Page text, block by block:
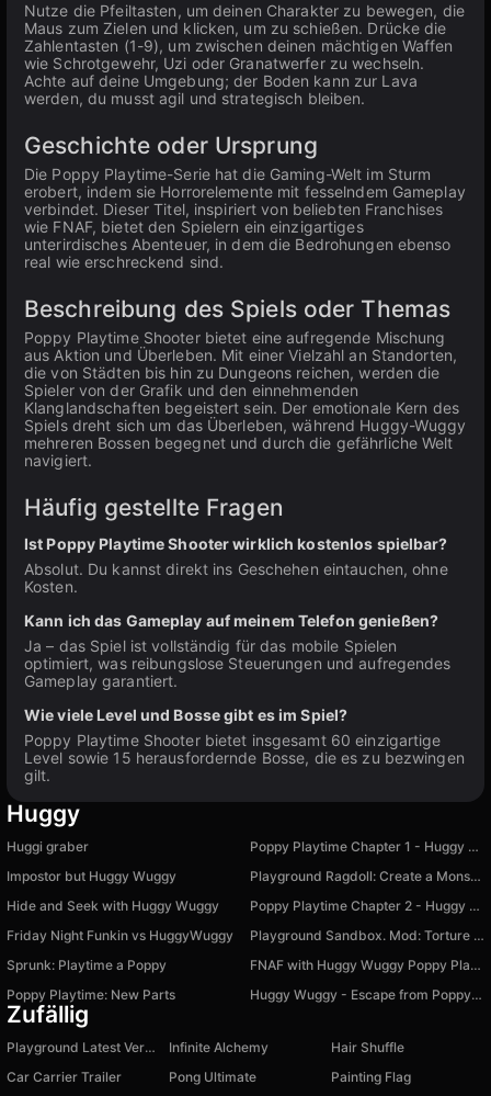
Nutze die Pfeiltasten, um deinen Charakter zu bewegen, die
Maus zum Zielen und klicken, um zu schießen. Drücke die
Zahlentasten (1-9), um zwischen deinen mächtigen Waffen
wie Schrotgewehr, Uzi oder Granatwerfer zu wechseln.
Achte auf deine Umgebung; der Boden kann zur Lava
werden, du musst agil und strategisch bleiben.
Geschichte oder Ursprung
Die Poppy Playtime-Serie hat die Gaming-Welt im Sturm
erobert, indem sie Horrorelemente mit fesselndem Gameplay
verbindet. Dieser Titel, inspiriert von beliebten Franchises
wie FNAF, bietet den Spielern ein einzigartiges
unterirdisches Abenteuer, in dem die Bedrohungen ebenso
real wie erschreckend sind.
Beschreibung des Spiels oder Themas
Poppy Playtime Shooter bietet eine aufregende Mischung
aus Aktion und Überleben. Mit einer Vielzahl an Standorten,
die von Städten bis hin zu Dungeons reichen, werden die
Spieler von der Grafik und den einnehmenden
Klanglandschaften begeistert sein. Der emotionale Kern des
Spiels dreht sich um das Überleben, während Huggy-Wuggy
mehreren Bossen begegnet und durch die gefährliche Welt
navigiert.
Häufig gestellte Fragen
Ist Poppy Playtime Shooter wirklich kostenlos spielbar?
Absolut. Du kannst direkt ins Geschehen eintauchen, ohne
Kosten.
Kann ich das Gameplay auf meinem Telefon genießen?
Ja – das Spiel ist vollständig für das mobile Spielen
optimiert, was reibungslose Steuerungen und aufregendes
Gameplay garantiert.
Wie viele Level und Bosse gibt es im Spiel?
Poppy Playtime Shooter bietet insgesamt 60 einzigartige
Level sowie 15 herausfordernde Bosse, die es zu bezwingen
gilt.
Huggy
Huggi graber
Poppy Playtime Chapter 1 - Huggy Wuggy
Impostor but Huggy Wuggy
Playground Ragdoll: Create a Monster
Hide and Seek with Huggy Wuggy
Poppy Playtime Chapter 2 - Huggy Wuggy
Friday Night Funkin vs HuggyWuggy
Playground Sandbox. Mod: Torture Ragdoll
Sprunk: Playtime a Poppy
FNAF with Huggy Wuggy Poppy Playtime
Poppy Playtime: New Parts
Huggy Wuggy - Escape from Poppy Playtime
Zufällig
Playground Latest Version Infinite Alchemy
Hair Shuffle
Car Carrier Trailer
Pong Ultimate
Painting Flag